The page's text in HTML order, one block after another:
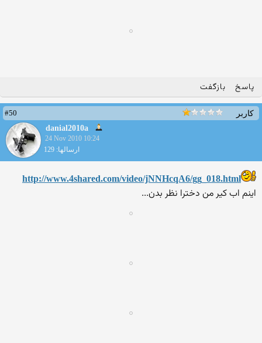
پاسخ بازگفت
کاربر
#50
danial2010a
24 Nov 2010 10:24
ارسالها: 129
http://www.4shared.com/video/jNNHcqA6/gg_018.html
اینم اب كیر من دخترا نظر بدن...